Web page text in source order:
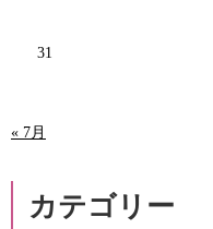
31
« 7月
カテゴリー